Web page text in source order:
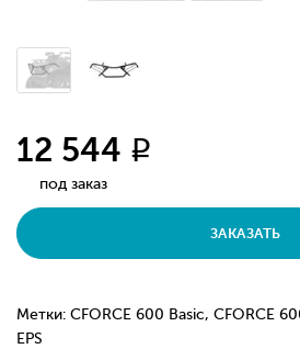
12 544 q
под заказ
ЗАКАЗАТЬ
Метки: CFORCE 600 Basic, CFORCE
EPS